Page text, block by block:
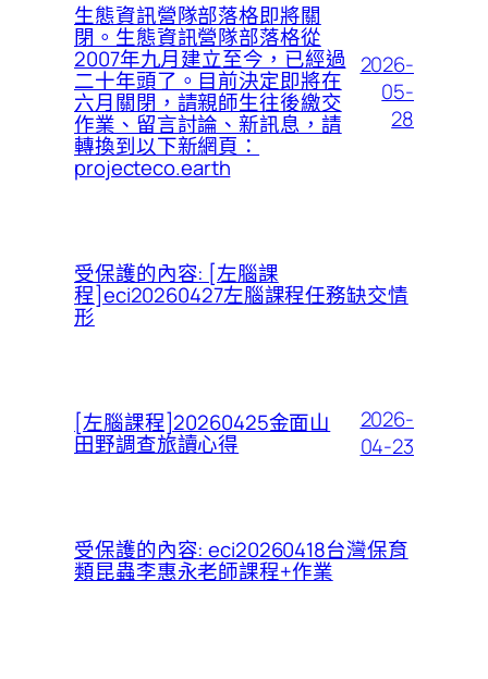
生態資訊營隊部落格即將關
閉。生態資訊營隊部落格從
2007年九月建立至今，已經過
二十年頭了。目前決定即將在
六月關閉，請親師生往後繳交
作業、留言討論、新訊息，請
轉換到以下新網頁：
projecteco.earth
2026-
05-
28
受保護的內容: [左腦課
程]eci20260427左腦課程任務缺交情
形
[左腦課程]20260425金面山
田野調查旅讀心得
2026-
04-23
受保護的內容: eci20260418台灣保育
類昆蟲李惠永老師課程+作業